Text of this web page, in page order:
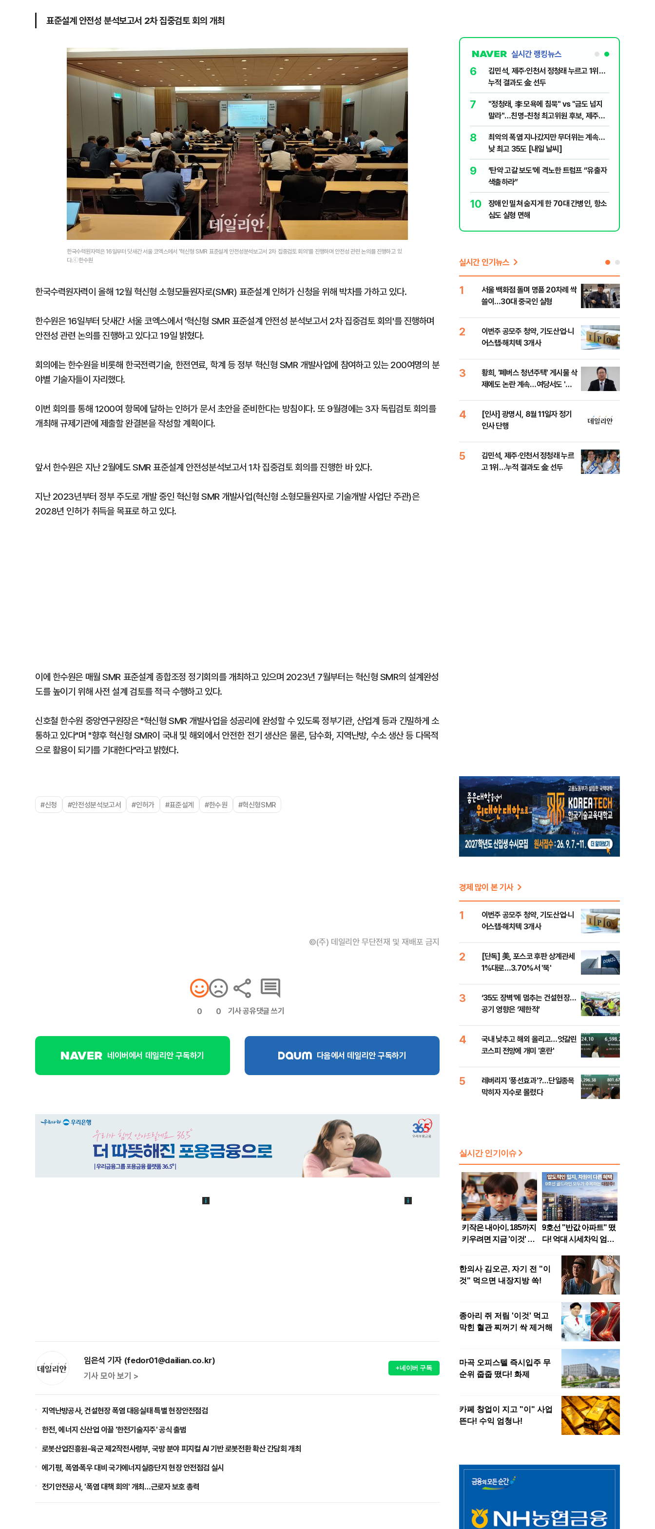
표준설계 안전성 분석보고서 2차 집중검토 회의 개최
한국수력원자력은 16일부터 닷새간 서울 코엑스에서 '혁신형 SMR 표준설계 안전성분석보고서 2차 집중검토 회의'를 진행하며 안전성 관련 논의를 진행하고 있
다.ⓒ한수원
한국수력원자력이 올해 12월 혁신형 소형모듈원자로(SMR) 표준설계 인허가 신청을 위해 박차를 가하고 있다.
한수원은 16일부터 닷새간 서울 코엑스에서 '혁신형 SMR 표준설계 안전성 분석보고서 2차 집중검토 회의'를 진행하며
안전성 관련 논의를 진행하고 있다고 19일 밝혔다.
회의에는 한수원을 비롯해 한국전력기술, 한전연료, 학계 등 정부 혁신형 SMR 개발사업에 참여하고 있는 200여명의 분
야별 기술자들이 자리했다.
이번 회의를 통해 1200여 항목에 달하는 인허가 문서 초안을 준비한다는 방침이다. 또 9월경에는 3자 독립검토 회의를
개최해 규제기관에 제출할 완결본을 작성할 계획이다.
앞서 한수원은 지난 2월에도 SMR 표준설계 안전성분석보고서 1차 집중검토 회의를 진행한 바 있다.
지난 2023년부터 정부 주도로 개발 중인 혁신형 SMR 개발사업(혁신형 소형모듈원자로 기술개발 사업단 주관)은
2028년 인허가 취득을 목표로 하고 있다.
이에 한수원은 매월 SMR 표준설계 종합조정 정기회의를 개최하고 있으며 2023년 7월부터는 혁신형 SMR의 설계완성
도를 높이기 위해 사전 설계 검토를 적극 수행하고 있다.
신호철 한수원 중앙연구원장은 "혁신형 SMR 개발사업을 성공리에 완성할 수 있도록 정부기관, 산업계 등과 긴밀하게 소
통하고 있다"며 "향후 혁신형 SMR이 국내 및 해외에서 안전한 전기 생산은 물론, 담수화, 지역난방, 수소 생산 등 다목적
으로 활용이 되기를 기대한다"라고 밝혔다.
#신청 #안전성분석보고서 #인허가 #표준설계 #한수원 #혁신형SMR
©(주) 데일리안 무단전재 및 재배포 금지
0 0 기사 공유댓글 쓰기
네이버에서 데일리안 구독하기 다음에서 데일리안 구독하기
임은석 기자 (fedor01@dailian.co.kr)
기사 모아 보기 >
+네이버 구독
지역난방공사, 건설현장 폭염 대응실태 특별 현장안전점검
한전, 에너지 신산업 이끌 '한전기술지주' 공식 출범
로봇산업진흥원-육군 제2작전사령부, 국방 분야 피지컬 AI 기반 로봇전환 확산 간담회 개최
에기평, 폭염·폭우 대비 국가에너지실증단지 현장 안전점검 실시
전기안전공사, '폭염 대책 회의' 개최…근로자 보호 총력
실시간 랭킹뉴스
“다시 시청으로” 김선태에게 전한 40세
충주시장의 재치 있는 제안…추천 2000
개
"숙련된 모습" 통영 60대女 살인사건, 미
제로 갈 가능성 있나…범인의 실체는?
3
1236회 로또 1등 당첨번호
'12·18·21·29·34·38'번…1등 당첨지역
어디?
4
"출근길에 우연히 복권 샀는데…" 1등 5억
원 당첨자 사연은?
경찰, 드라마 '김부장' 제작사 회장 수사…
자본시장법 위반 의혹
6
김민석, 제주·인천서 정청래 누르고 1위…
누적 결과도 金 선두
7
"정청래, 李 모욕에 침묵" vs "금도 넘지
말라"…친명-친청 최고위원 후보, 제주서
격돌
8
최악의 폭염 지나갔지만 무더위는 계속…
낮 최고 35도 [내일 날씨]
9
‘탄약 고갈 보도’에 격노한 트럼프 “유출자
색출하라”
10
장애인 밀쳐 숨지게 한 70대 간병인, 항소
심도 실형 면해
실시간 인기뉴스
1
서울 백화점 돌며 명품 20차례 싹
쓸이…30대 중국인 실형
2
이번주 공모주 청약, 기도산업·니
어스랩·해치텍 3개사
3
황희, '폐버스 청년주택' 게시물 삭
제에도 논란 계속…여당서도 '내
4
[인사] 광명시, 8월 11일자 정기
인사 단행
5
김민석, 제주·인천서 정청래 누르
고 1위…누적 결과도 金 선두
경제 많이 본 기사
1
이번주 공모주 청약, 기도산업·니
어스랩·해치텍 3개사
2
[단독] 美, 포스코 후판 상계관세
1%대로…3.70%서 '뚝'
3
‘35도 장벽’에 멈추는 건설현장…
공기 영향은 ‘제한적’
4
국내 낮추고 해외 올리고…엇갈린
코스피 전망에 개미 '혼란'
5
레버리지 '풍선효과'?…단일종목
막히자 지수로 몰렸다